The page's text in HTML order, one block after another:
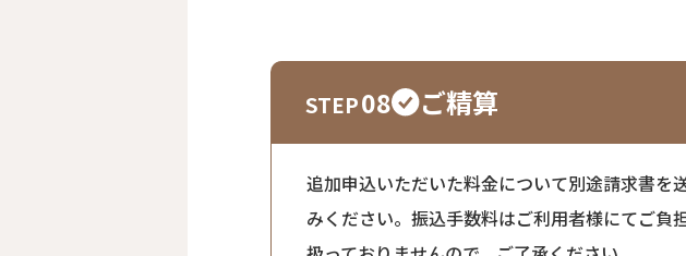
08 ご精算
追加申込いただいた料金について別途請求書を
みください。振込手数料はご利用者様にてご負